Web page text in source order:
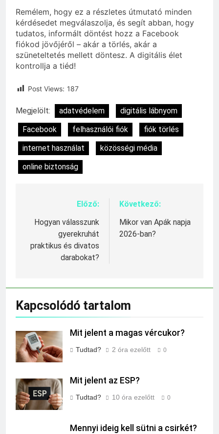
Remélem, hogy ez a részletes útmutató minden
kérdésedet megválaszolja, és segít abban, hogy
tudatos, informált döntést hozz a Facebook
fiókod jövőjéről – akár a törlés, akár a
szüneteltetés mellett döntesz. A digitális élet
kontrollja a tiéd!
Post Views: 187
Megjelölt: adatvédelem
digitális lábnyom
Facebook
felhasználói fiók
fiók törlés
internet használat
közösségi média
online biztonság
Bejegyzés
navigáció
Előző:
Hogyan válasszunk
gyerekruhát
praktikus és divatos
darabokat?
Következő:
Mikor van Apák napja
2026-ban?
Kapcsolódó tartalom
Mit jelent a magas vércukor?
Tudtad? 2 óra ezelőtt 0
Mit jelent az ESP?
Tudtad? 10 óra ezelőtt 0
Mennyi ideig kell sütni a csirkét?